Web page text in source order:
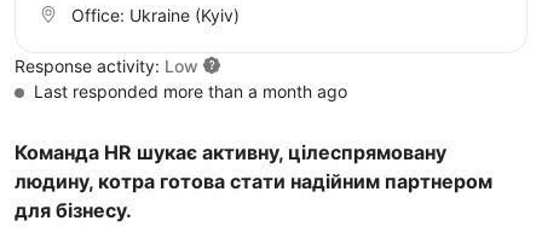
Команда HR шукає активну, цілеспрямовану
людину, котра готова стати надійним партнером
для бізнесу.
Office: Ukraine (Kyiv)
Response activity: Low
Last responded more than a month ago